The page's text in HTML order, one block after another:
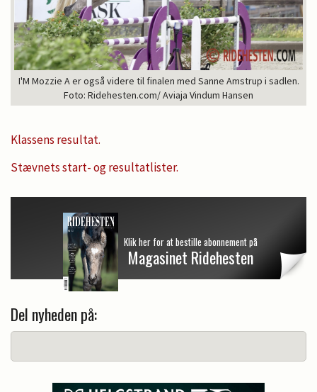
I'M Mozzie A er også videre til finalen med Sanne Amstrup i sadlen.
Foto: Ridehesten.com/ Aviaja Vindum Hansen
Klassens resultat.
Stævnets start- og resultatlister.
Klik her for at bestille abonnement på
Magasinet Ridehesten
Del nyheden på: